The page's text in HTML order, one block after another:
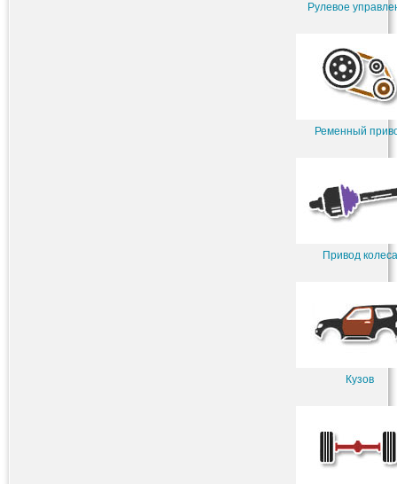
Рулевое
Ременный
Привод колеса
Кузов